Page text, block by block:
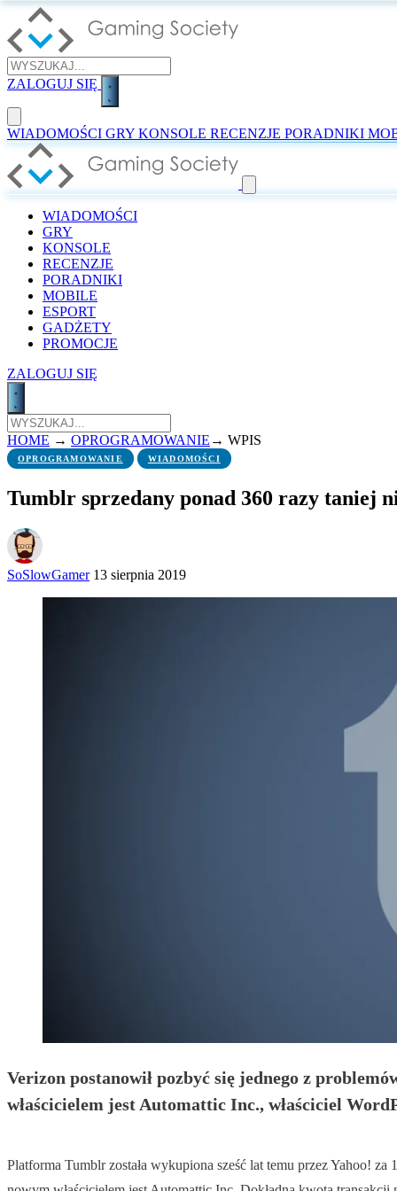
ZALOGUJ SIĘ
WIADOMOŚCI GRY KONSOLE RECENZJE PORADNIKI
WIADOMOŚCI
GRY
KONSOLE
RECENZJE
PORADNIKI
MOBILE
ESPORT
GADŻETY
PROMOCJE
ZALOGUJ SIĘ
HOME → OPROGRAMOWANIE → WPIS
OPROGRAMOWANIE WIADOMOŚCI
Tumblr sprzedany ponad 360 razy taniej
SoSlowGamer 13 sierpnia 2019
Verizon postanowił pozbyć się jednego z
właścicielem jest Automattic Inc., właściciel
Platforma Tumblr została wykupiona sześć lat temu przez Yahoo!